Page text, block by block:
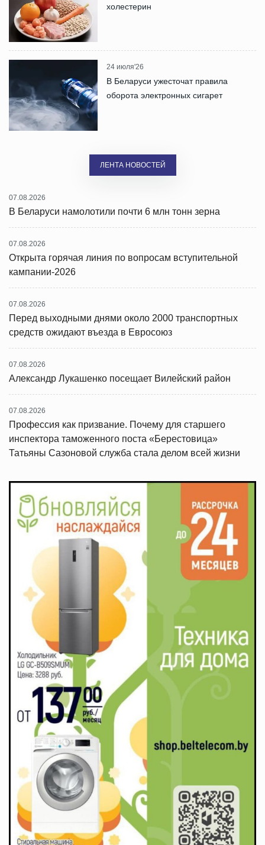
холестерин
24 июля'26
В Беларуси ужесточат правила
оборота электронных сигарет
ЛЕНТА НОВОСТЕЙ
07.08.2026
В Беларуси намолотили почти 6 млн тонн зерна
07.08.2026
Открыта горячая линия по вопросам вступительной
кампании-2026
07.08.2026
Перед выходными днями около 2000 транспортных
средств ожидают въезда в Евросоюз
07.08.2026
Александр Лукашенко посещает Вилейский район
07.08.2026
Профессия как призвание. Почему для старшего
инспектора таможенного поста «Берестовица»
Татьяны Сазоновой служба стала делом всей жизни